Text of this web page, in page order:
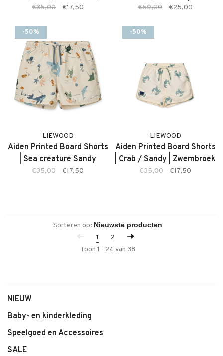
white
€35,00 €17,50 €50,00 €25,00
-50%
LIEWOOD
Aiden Printed Board Shorts
| Sea creature Sandy
€35,00 €17,50
-50%
LIEWOOD
Aiden Printed Board Shorts
| Crab / Sandy | Zwembroek
€35,00 €17,50
Sorteren op:
1
2
Toon 1 - 24 van 38
NIEUW
Baby- en kinderkleding
Speelgoed en Accessoires
SALE